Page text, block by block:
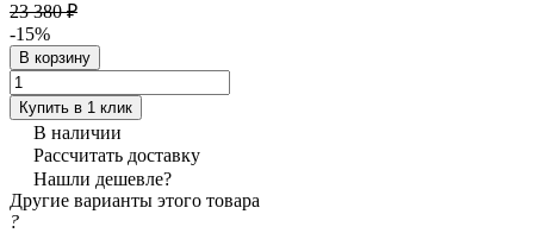
23 380 ₽
-15%
В корзину
Купить в 1 клик
В наличии
Рассчитать доставку
Нашли дешевле?
Другие варианты этого товара
?